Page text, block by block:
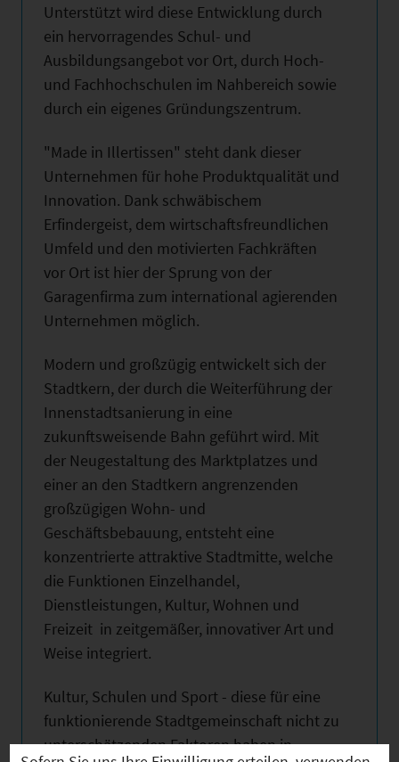
Unterstützt wird diese Entwicklung durch
ein hervorragendes Schul- und
Ausbildungsangebot vor Ort, durch Hoch-
und Fachhochschulen im Nahbereich sowie
durch ein eigenes Gründungszentrum.
"Made in Illertissen" steht dank dieser
Unternehmen für hohe Produktqualität und
Innovation. Dank schwäbischem
Erfindergeist, dem wirtschaftsfreundlichen
Umfeld und den motivierten Fachkräften
vor Ort ist hier der Sprung von der
Garagenfirma zum international agierenden
Unternehmen möglich.
Modern und großzügig entwickelt sich der
Stadtkern, der durch die Weiterführung der
Innenstadtsanierung in eine
zukunftsweisende Bahn geführt wird. Mit
der Neugestaltung des Marktplatzes und
einer an den Stadtkern angrenzenden
großzügigen Wohn- und
Geschäftsbebauung, entsteht eine
konzentrierte attraktive Stadtmitte, welche
die Funktionen Einzelhandel,
Dienstleistungen, Kultur, Wohnen und
Freizeit in zeitgemäßer, innovativer Art und
Weise integriert.
Kultur, Schulen und Sport - diese für eine
funktionierende Stadtgemeinschaft nicht zu
unterschätzenden Faktoren haben in